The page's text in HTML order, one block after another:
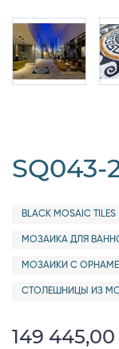
SQ043-
BLACK MOSAIC TILES
МОЗАИКА ДЛЯ
МОЗАИКИ С
СТОЛЕШНИЦЫ ИЗ
149